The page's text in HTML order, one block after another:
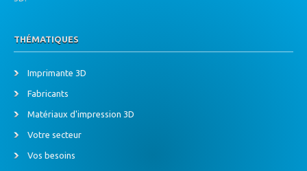
THÉMATIQUES
Imprimante 3D
Fabricants
Matériaux d'impression 3D
Votre secteur
Vos besoins